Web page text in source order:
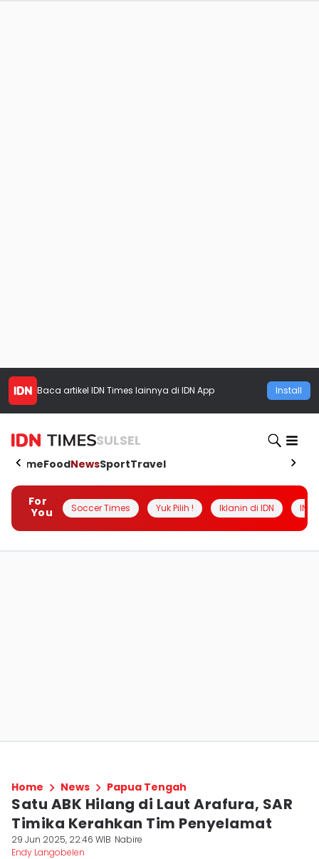
Baca artikel IDN Times lainnya di IDN App Install
SULSEL
HomeFoodNewsSportTravel
For
You
Soccer Times Yuk Pilih ! Iklanin di IDN
Home News Papua Tengah
Satu ABK Hilang di Laut Arafura, SAR
Timika Kerahkan Tim Penyelamat
29 Jun 2025, 22:46 WIB Nabire
Endy Langobelen